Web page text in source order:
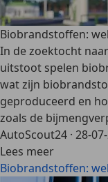
Biobrandstoffen:
In de zoektocht
uitstoot spelen
wat zijn
geproduceerd en
zoals de
AutoScout24 · 28-
Lees meer
Biobrandstoffen: